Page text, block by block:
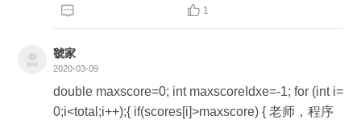
= "数学"; name[2] = "英语"; name[3] = "物理"; name
0; double maxscore = 0; int i; for (i = 0; i < totalscor
ecount; i++) { score[i] = 97 + Math.random() * 4; Sys
tem.out.println(name[i] + "成绩为" + (int) score[i]); fo
r (int a = 0; a < score[i]; a++) { if (maxscore < score
  1
虢家
2020-03-09
double maxscore=0; int maxscoreIdxe=-1; for (int i=
0;i<total;i++);{ if(scores[i]>maxscore) { 老师，程序